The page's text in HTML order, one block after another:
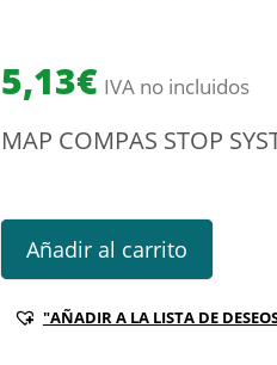
5,13€ IVA no incluidos
MAP COMPAS STOP
MAP COMPAS STOP SYSTEM C/
Añadir al carrito
"AÑADIR A LA LISTA DE